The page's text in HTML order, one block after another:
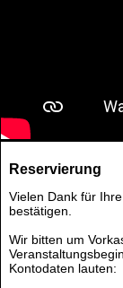
Reservierung
Vielen Dank für
bestätigen.
Wir bitten um
Kontodaten lauten: